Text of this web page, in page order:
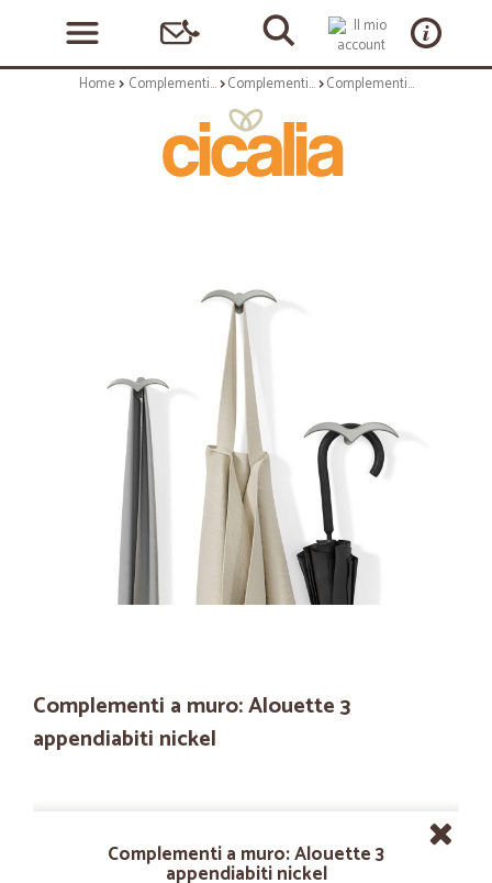
Home Complementi arredo Complementi a muro Complementi a muro: Alouette 3 appendiabiti nickel
Complementi a muro: Alouette 3
appendiabiti nickel
Complementi a muro: Alouette 3
appendiabiti nickel